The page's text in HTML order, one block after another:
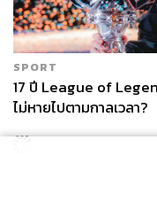
SPORT
17 ปี League of
ไม่หายไปตามกาลเวลา?